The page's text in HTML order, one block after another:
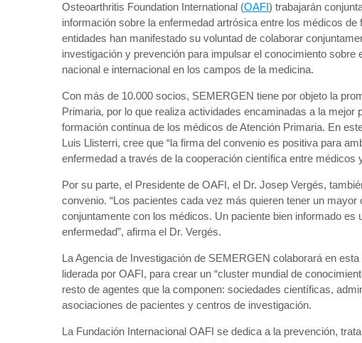
Osteoarthritis Foundation International (OAFI) trabajarán
información sobre la enfermedad artrósica entre los médicos
entidades han manifestado su voluntad de colaborar
investigación y prevención para impulsar el conocimiento
nacional e internacional en los campos de la medicina.
Con más de 10.000 socios, SEMERGEN tiene por objeto la
Primaria, por lo que realiza actividades encaminadas a la
formación continua de los médicos de Atención Primaria. En
Luis Llisterri, cree que “la firma del convenio es positiva para
enfermedad a través de la cooperación científica entre médicos
Por su parte, el Presidente de OAFI, el Dr. Josep Vergés,
convenio. “Los pacientes cada vez más quieren tener un
conjuntamente con los médicos. Un paciente bien informado
enfermedad”, afirma el Dr. Vergés.
La Agencia de Investigación de SEMERGEN colaborará en
liderada por OAFI, para crear un “cluster mundial de
resto de agentes que la componen: sociedades científicas,
asociaciones de pacientes y centros de investigación.
La Fundación Internacional OAFI se dedica a la prevención,